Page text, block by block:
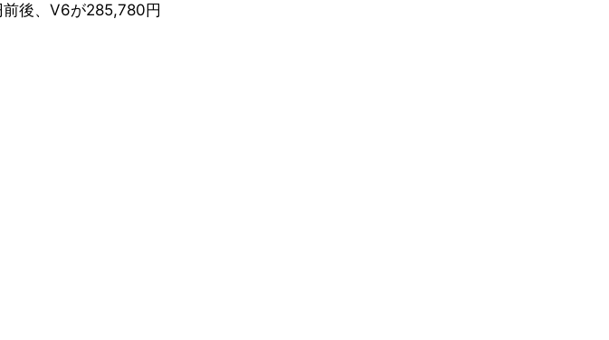
後、V6が285,780円